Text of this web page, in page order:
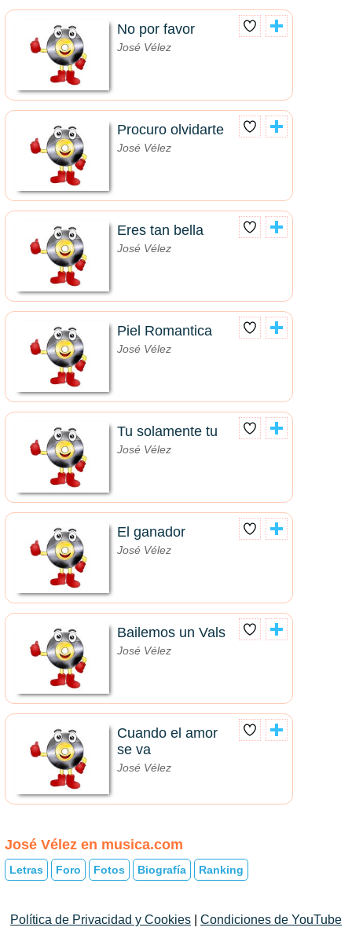
No por favor
José Vélez
Procuro olvidarte
José Vélez
Eres tan bella
José Vélez
Piel Romantica
José Vélez
Tu solamente tu
José Vélez
El ganador
José Vélez
Bailemos un Vals
José Vélez
Cuando el amor
se va
José Vélez
José Vélez en musica.com
Letras Foro Fotos Biografía Ranking
Política de Privacidad y Cookies Condiciones de YouTube